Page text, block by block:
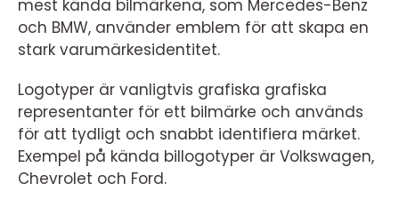
mest kända bilmärkena, som Mercedes-Benz
och BMW, använder emblem för att skapa en
stark varumärkesidentitet.
Logotyper är vanligtvis grafiska grafiska
representanter för ett bilmärke och används
för att tydligt och snabbt identifiera märket.
Exempel på kända billogotyper är Volkswagen,
Chevrolet och Ford.